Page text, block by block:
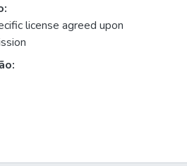
license agreed upon